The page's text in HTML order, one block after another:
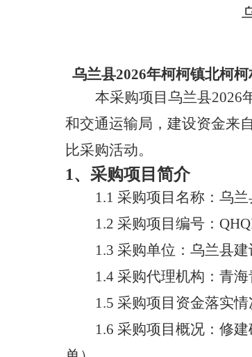
乌兰县2026年柯柯镇北柯
本采购项目乌兰县2026
和交通运输局 ，建设资金来自
比采购活动。
1、采购项目简介
1.1 采购项目名称： 乌兰
1.2 采购项目编号：
1.3 采购单位 ： 乌兰县
1.4 采购代理机构： 青海
1.5 采购项目资金落实
1.6 采购项目概况：修